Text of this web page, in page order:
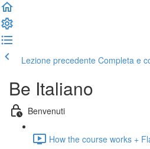
Lezione precedente Completa e
Be Italiano
Benvenuti
How the course works +